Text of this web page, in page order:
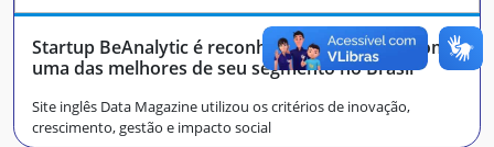
Startup BeAnalytic é reconhecida por revista como
uma das melhores de seu segmento no Brasil
Site inglês Data Magazine utilizou os critérios de inovação,
crescimento, gestão e impacto social